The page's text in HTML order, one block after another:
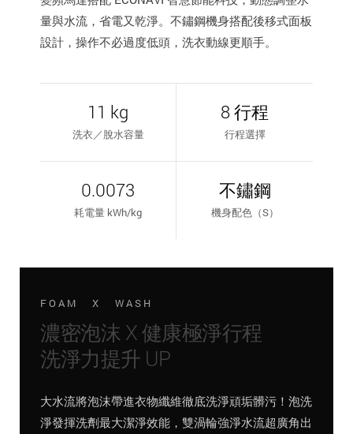
量與水流，省電又乾淨。不鏽鋼機身搭配後移式面板
設計，操作不必過度低頭，洗衣動線更順手。
11 kg
洗衣／脫水容量
8 行程
行程選擇
0.0073
耗電量 kWh/kg
不鏽鋼
機身配色（S）
FOAM X WASH
濃密泡沫 X 健康極淨行程
洗淨力提升 UP
大水流將泡沫帶進衣物纖維徹底洗淨頑垢髒污！泡洗
淨發揮洗劑最大潔淨效能，雙渦輪強淨水流超廣角出